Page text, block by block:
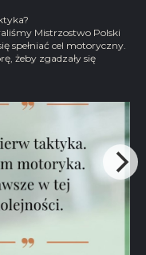
Mistrzostwo Polski
spełniać cel motoryczny.
żeby zgadzały się